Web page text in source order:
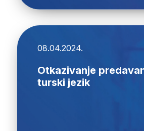
08.04.2024.
Otkazivanje
turski jezik